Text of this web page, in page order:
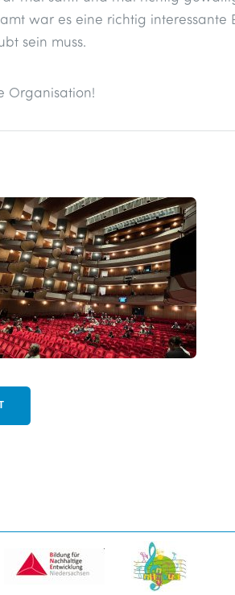
war es eine richtig
sein muss.
Organisation!